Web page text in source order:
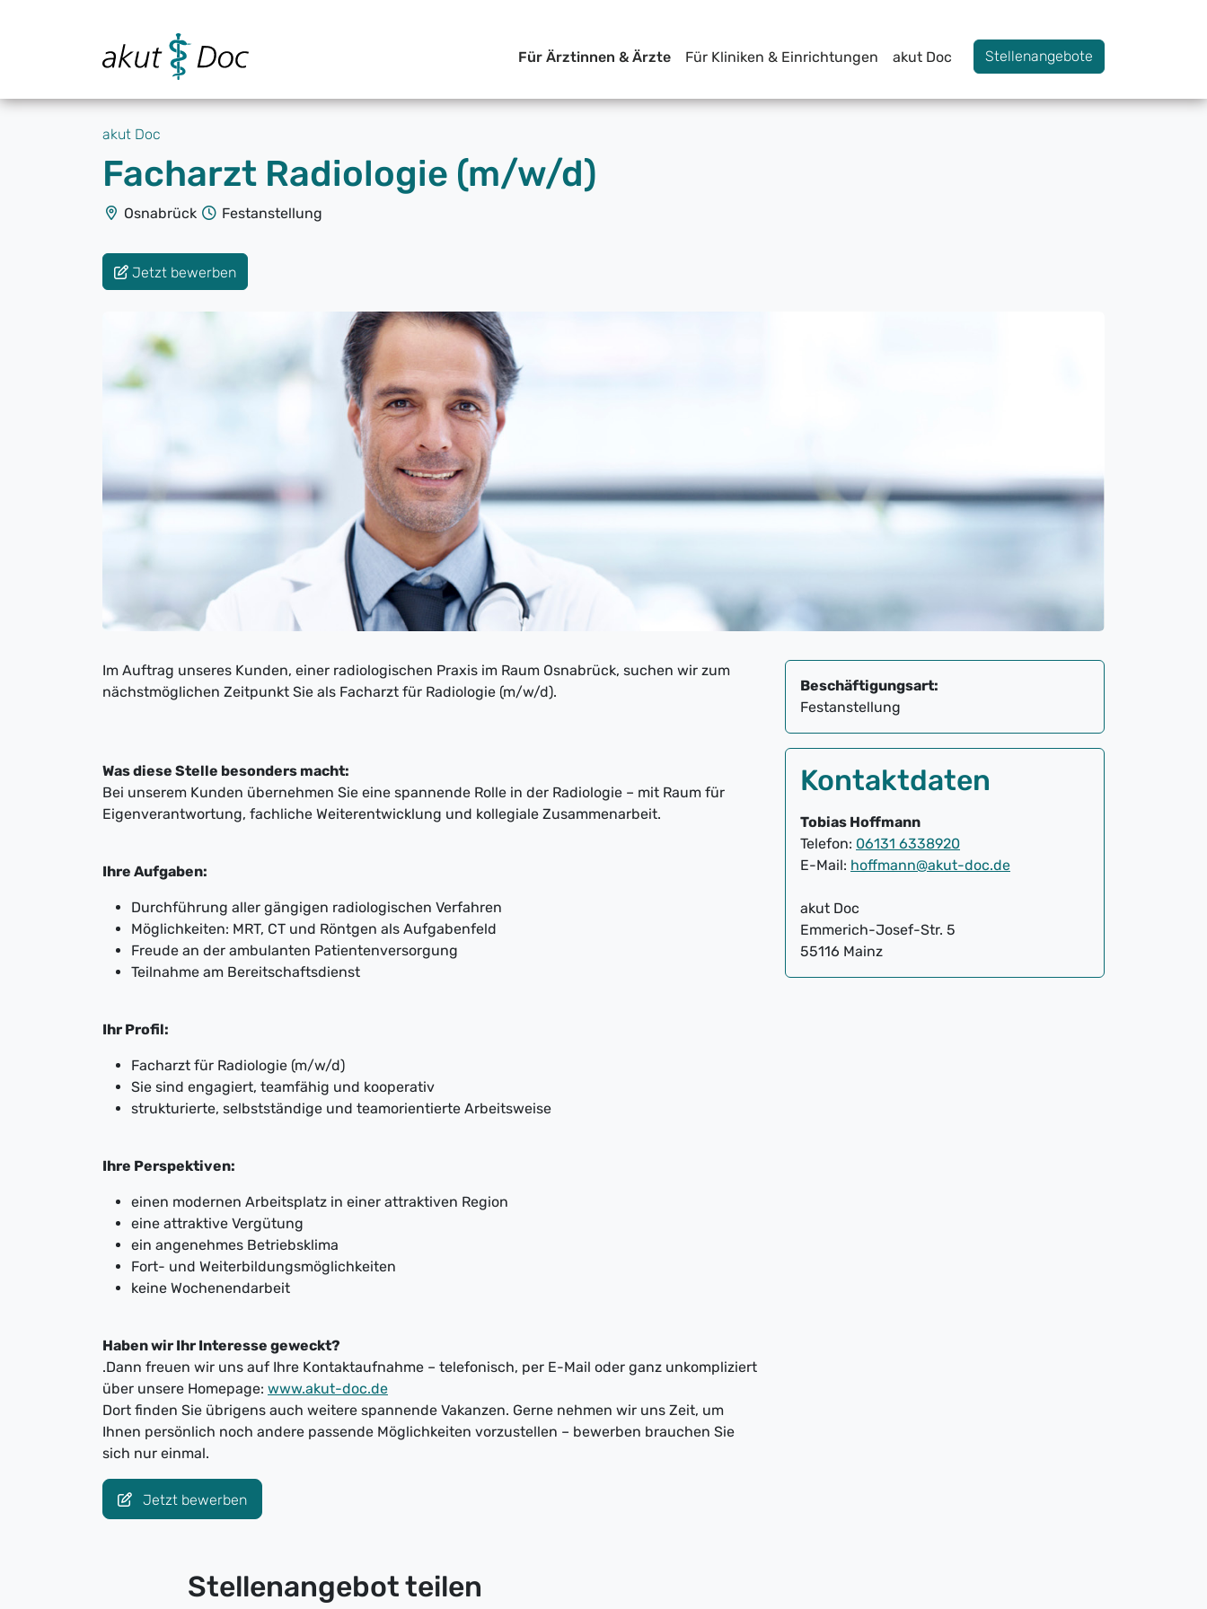
Für Ärztinnen & Ärzte Für Kliniken & Einrichtungen akut Doc Stellenangebote
akut Doc
Facharzt Radiologie (m/w/d)
Osnabrück Festanstellung
Jetzt bewerben
Im Auftrag unseres Kunden, einer radiologischen Praxis im Raum Osnabrück, suchen wir zum
nächstmöglichen Zeitpunkt Sie als Facharzt für Radiologie (m/w/d).
Was diese Stelle besonders macht:
Bei unserem Kunden übernehmen Sie eine spannende Rolle in der Radiologie – mit Raum für
Eigenverantwortung, fachliche Weiterentwicklung und kollegiale Zusammenarbeit.
Ihre Aufgaben:
Durchführung aller gängigen radiologischen Verfahren
Möglichkeiten: MRT, CT und Röntgen als Aufgabenfeld
Freude an der ambulanten Patientenversorgung
Teilnahme am Bereitschaftsdienst
Ihr Profil:
Facharzt für Radiologie (m/w/d)
Sie sind engagiert, teamfähig und kooperativ
strukturierte, selbstständige und teamorientierte Arbeitsweise
Ihre Perspektiven:
einen modernen Arbeitsplatz in einer attraktiven Region
eine attraktive Vergütung
ein angenehmes Betriebsklima
Fort- und Weiterbildungsmöglichkeiten
keine Wochenendarbeit
Haben wir Ihr Interesse geweckt?
.Dann freuen wir uns auf Ihre Kontaktaufnahme – telefonisch, per E-Mail oder ganz unkompliziert
über unsere Homepage: www.akut-doc.de
Dort finden Sie übrigens auch weitere spannende Vakanzen. Gerne nehmen wir uns Zeit, um
Ihnen persönlich noch andere passende Möglichkeiten vorzustellen – bewerben brauchen Sie
sich nur einmal.
Beschäftigungsart:
Festanstellung
Kontaktdaten
Tobias Hoffmann
Telefon: 06131 6338920
E-Mail: hoffmann@akut-doc.de
akut Doc
Emmerich-Josef-Str. 5
55116 Mainz
Jetzt bewerben
Stellenangebot teilen